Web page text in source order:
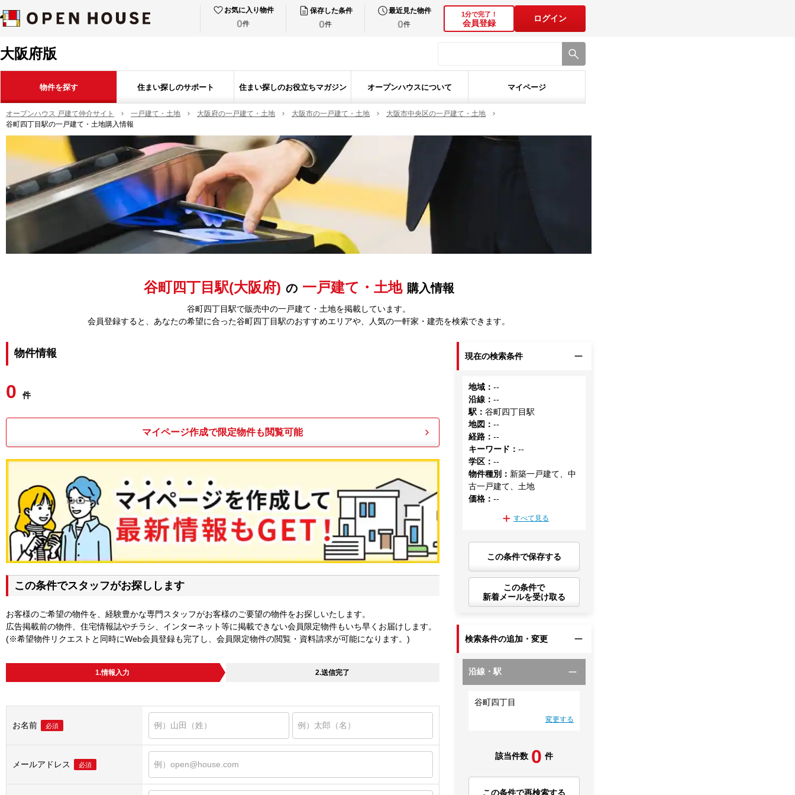
お気に入り物件
0件
保存した条件
0件
最近見た物件
0件
1分で完了！
会員登録
ログイン
大阪府版
物件を探す 住まい探しのサポート 住まい探しのお役立ちマガジン オープンハウスについて マイページ
オープンハウス 戸建て仲介サイト 一戸建て・土地 大阪府の一戸建て・土地 大阪市の一戸建て・土地
大阪市中央区の一戸建て・土地
谷町四丁目駅の一戸建て・土地購入情報
谷町四丁目駅(大阪府) の 一戸建て・土地 購入情報
谷町四丁目駅で販売中の一戸建て・土地を掲載しています。
会員登録すると、あなたの希望に合った谷町四丁目駅のおすすめエリアや、人気の一軒家・建売を検索できます。
物件情報
0 件
マイページ作成で限定物件も閲覧可能
この条件でスタッフがお探しします
お客様のご希望の物件を、経験豊かな専門スタッフがお客様のご要望の物件をお探しいたします。
広告掲載前の物件、住宅情報誌やチラシ、インターネット等に掲載できない会員限定物件もいち早くお届けします。
(※希望物件リクエストと同時にWeb会員登録も完了し、会員限定物件の閲覧・資料請求が可能になります。)
1.情報入力 2.送信完了
お名前 必須
メールアドレス 必須
現在の検索条件
地域 ：--
沿線 ：--
駅 ：谷町四丁目駅
地図 ：--
経路 ：--
キーワード ：--
学区 ：--
物件種別 ： 新築一戸建て、中
古一戸建て、土地
価格 ：--
すべて見る
この条件で保存する
この条件で
新着メールを受け取る
検索条件の追加・変更
沿線・駅
谷町四丁目
変更する
該当件数 0 件
この条件で再検索する